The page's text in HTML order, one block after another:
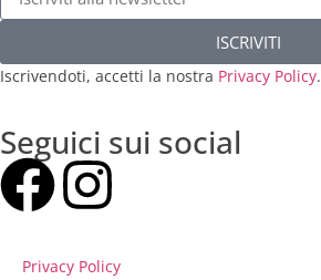
ISCRIVITI
Iscrivendoti, accetti la nostra Privacy Policy.
Seguici sui social
Privacy Policy